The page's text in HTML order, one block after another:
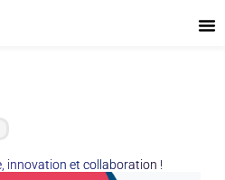
innovation et collaboration !